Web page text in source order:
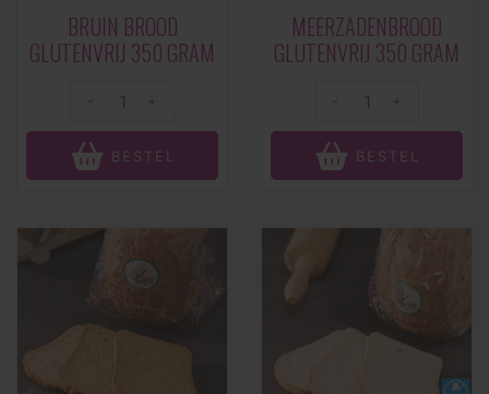
BRUIN BROOD
GLUTENVRIJ 350 GRAM
+
BESTEL
MEERZADENBROOD
GLUTENVRIJ 350 GRAM
+
BESTEL